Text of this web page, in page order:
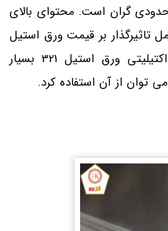
قیمت ورق استیل 321 تا حدودی گران است. محتوای بالای
تاثیرگذار بر قیمت ورق استیل
321 می باشند. شکل پذیری و داکتیلیتی ورق استیل 321 بسیار
توان از آن استفاده کرد.